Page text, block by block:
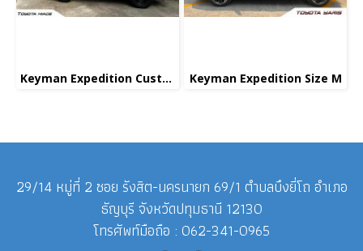
Keyman Expedition Custom Keyman Expedition Size M
29/14 หมู่ที่ 2 ซอย รังสิต-นครนายก 69/1 ตำบลบึงยี่โถ อำเภอ
ธัญบุรี จังหวัดปทุมธานี 12130
โทรศัพท์มือถือ : 062-341-0965